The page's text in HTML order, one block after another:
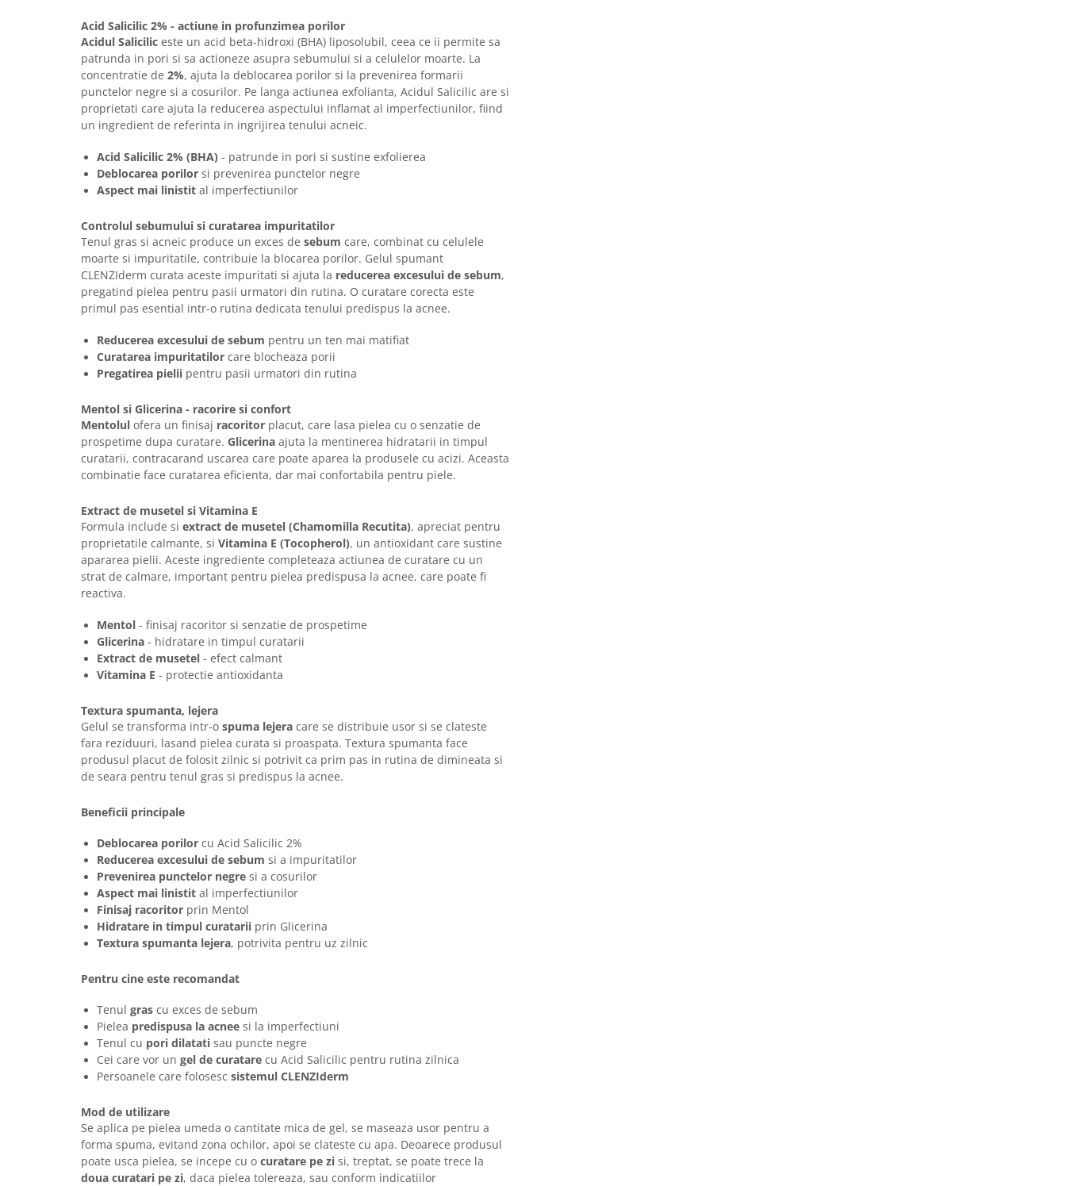
Longevitate & Regenerare
Superalimente & Detox
STRATPHARMA
ZO SKIN HEALTH
ACNEE - ROZACEE
CURATARE - EXFOLIERE
INGRIJIREA PIELII CORPULUI
PROTECTIE SOLARA
SETURI / KITURI
Acid Salicilic 2% - actiune in profunzimea porilor
Acidul Salicilic este un acid beta-hidroxi (BHA) liposolubil, ceea ce ii permite sa
patrunda in pori si sa actioneze asupra sebumului si a celulelor moarte. La
concentratie de 2%, ajuta la deblocarea porilor si la prevenirea formarii
punctelor negre si a cosurilor. Pe langa actiunea exfolianta, Acidul Salicilic are si
proprietati care ajuta la reducerea aspectului inflamat al imperfectiunilor, fiind
un ingredient de referinta in ingrijirea tenului acneic.
Acid Salicilic 2% (BHA) - patrunde in pori si sustine exfolierea
Deblocarea porilor si prevenirea punctelor negre
Aspect mai linistit al imperfectiunilor
Controlul sebumului si curatarea impuritatilor
Tenul gras si acneic produce un exces de sebum care, combinat cu celulele
moarte si impuritatile, contribuie la blocarea porilor. Gelul spumant
CLENZIderm curata aceste impuritati si ajuta la reducerea excesului de sebum,
pregatind pielea pentru pasii urmatori din rutina. O curatare corecta este
primul pas esential intr-o rutina dedicata tenului predispus la acnee.
Reducerea excesului de sebum pentru un ten mai matifiat
Curatarea impuritatilor care blocheaza porii
Pregatirea pielii pentru pasii urmatori din rutina
Mentol si Glicerina - racorire si confort
Mentolul ofera un finisaj racoritor placut, care lasa pielea cu o senzatie de
prospetime dupa curatare. Glicerina ajuta la mentinerea hidratarii in timpul
curatarii, contracarand uscarea care poate aparea la produsele cu acizi. Aceasta
combinatie face curatarea eficienta, dar mai confortabila pentru piele.
Extract de musetel si Vitamina E
Formula include si extract de musetel (Chamomilla Recutita), apreciat pentru
proprietatile calmante, si Vitamina E (Tocopherol), un antioxidant care sustine
apararea pielii. Aceste ingrediente completeaza actiunea de curatare cu un
strat de calmare, important pentru pielea predispusa la acnee, care poate fi
reactiva.
Mentol - finisaj racoritor si senzatie de prospetime
Glicerina - hidratare in timpul curatarii
Extract de musetel - efect calmant
Vitamina E - protectie antioxidanta
Textura spumanta, lejera
Gelul se transforma intr-o spuma lejera care se distribuie usor si se clateste
fara reziduuri, lasand pielea curata si proaspata. Textura spumanta face
produsul placut de folosit zilnic si potrivit ca prim pas in rutina de dimineata si
de seara pentru tenul gras si predispus la acnee.
Beneficii principale
Deblocarea porilor cu Acid Salicilic 2%
Reducerea excesului de sebum si a impuritatilor
Prevenirea punctelor negre si a cosurilor
Aspect mai linistit al imperfectiunilor
Finisaj racoritor prin Mentol
Hidratare in timpul curatarii prin Glicerina
Textura spumanta lejera, potrivita pentru uz zilnic
Pentru cine este recomandat
Tenul gras cu exces de sebum
Pielea predispusa la acnee si la imperfectiuni
Tenul cu pori dilatati sau puncte negre
Cei care vor un gel de curatare cu Acid Salicilic pentru rutina zilnica
Persoanele care folosesc sistemul CLENZIderm
Mod de utilizare
Se aplica pe pielea umeda o cantitate mica de gel, se maseaza usor pentru a
forma spuma, evitand zona ochilor, apoi se clateste cu apa. Deoarece produsul
poate usca pielea, se incepe cu o curatare pe zi si, treptat, se poate trece la
doua curatari pe zi, daca pielea tolereaza, sau conform indicatiilor